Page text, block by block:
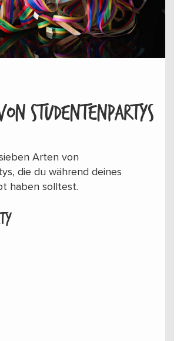
STUDENTENPARTYS
Arten von
die du während deines
haben solltest.